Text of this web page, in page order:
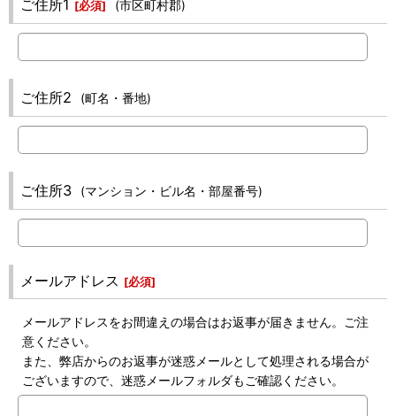
ご住所1 [必須] (市区町村郡)
ご住所2 (町名・番地)
ご住所3 (マンション・ビル名・部屋番号)
メールアドレス [必須]
メールアドレスをお間違えの場合はお返事が届きません。ご注
意ください。
また、弊店からのお返事が迷惑メールとして処理される場合が
ございますので、迷惑メールフォルダもご確認ください。